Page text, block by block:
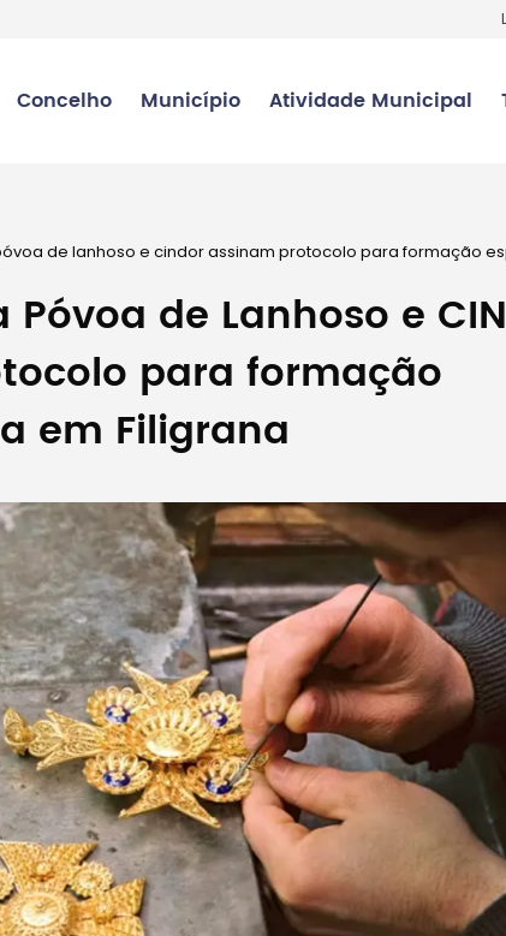
Concelho Município Atividade Municipal
de lanhoso e cindor assinam protocolo para formação
de Lanhoso e
para formação
em Filigrana